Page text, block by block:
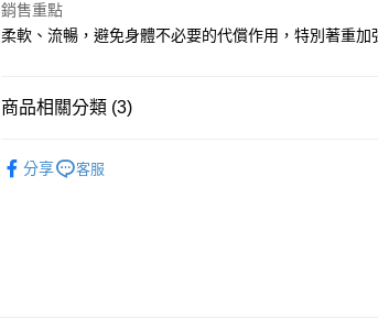
每筆NT$100，滿NT$3,500(含以上)免運費
銷售重點
柔軟、流暢，避免身體不必要的代償作用，特別著重加
商品相關分類 (3)
分享 客服